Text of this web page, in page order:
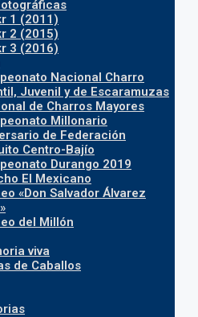
1 (2011)
2 (2015)
3 (2016)
Nacional Charro
Juvenil y de Escaramuzas
de Charros Mayores
Millonario
de Federación
Centro-Bajío
Durango 2019
El Mexicano
«Don Salvador Álvarez
del Millón
viva
de Caballos